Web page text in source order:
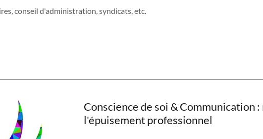
conseil d'administration, syndicats, etc.
Conscience de soi & Communication
l'épuisement professionnel